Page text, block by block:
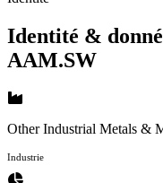
Identité &
AAM.SW
Other Industrial Metals &
Industrie